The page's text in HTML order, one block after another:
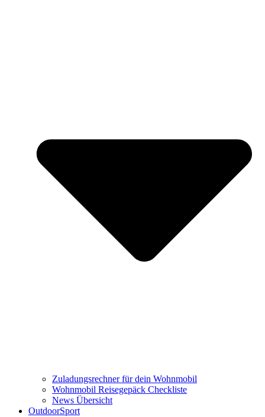
Zuladungsrechner für dein Wohnmobil
Wohnmobil Reisegepäck Checkliste
News Übersicht
OutdoorSport